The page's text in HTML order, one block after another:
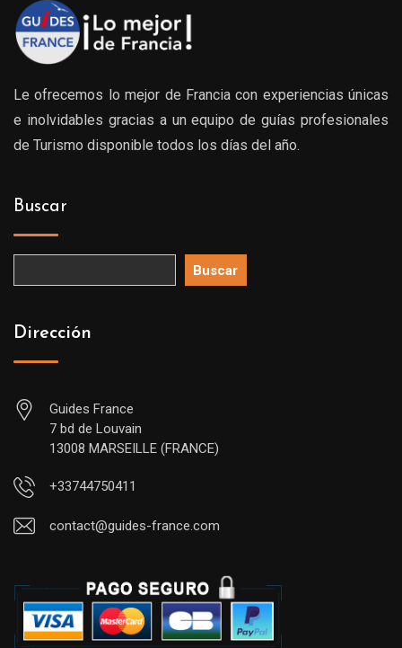
Le ofrecemos lo mejor de Francia con experiencias únicas
e inolvidables gracias a un equipo de guías profesionales
de Turismo disponible todos los días del año.
Buscar
Buscar
Dirección
Guides France
7 bd de Louvain
13008 MARSEILLE (FRANCE)
+33744750411
contact@guides-france.com